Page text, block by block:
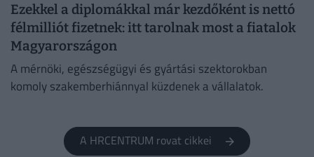
Ezekkel a diplomákkal már kezdőként is nettó
félmilliót fizetnek: itt tarolnak most a fiatalok
Magyarországon
A mérnöki, egészségügyi és gyártási szektorokban
komoly szakemberhiánnyal küzdenek a vállalatok.
A HRCENTRUM rovat cikkei